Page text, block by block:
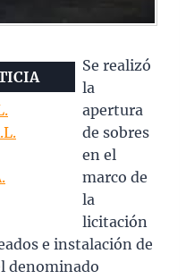
Se realizó
la
apertura
de sobres
en el
marco de
la
licitación
e instalación de
denominado